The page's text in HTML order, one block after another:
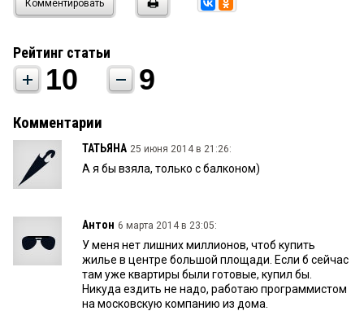
Комментировать
Рейтинг статьи
10 9
Комментарии
ТАТЬЯНА 25 июня 2014 в 21:26:
А я бы взяла, только с балконом)
Антон 6 марта 2014 в 23:05:
У меня нет лишних миллионов, чтоб купить
жилье в центре большой площади. Если б сейчас
там уже квартиры были готовые, купил бы.
Никуда ездить не надо, работаю программистом
на московскую компанию из дома.